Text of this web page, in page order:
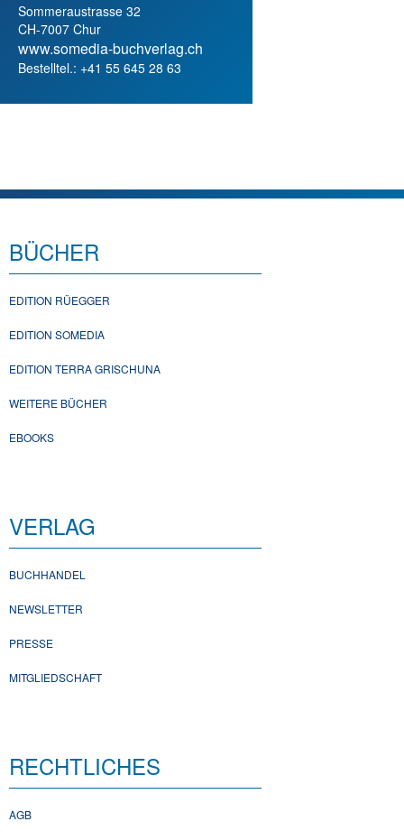
Sommeraustrasse 32
CH-7007 Chur
www.somedia-buchverlag.ch
Bestelltel.: +41 55 645 28 63
BÜCHER
EDITION RÜEGGER
EDITION SOMEDIA
EDITION TERRA GRISCHUNA
WEITERE BÜCHER
EBOOKS
VERLAG
BUCHHANDEL
NEWSLETTER
PRESSE
MITGLIEDSCHAFT
RECHTLICHES
AGB